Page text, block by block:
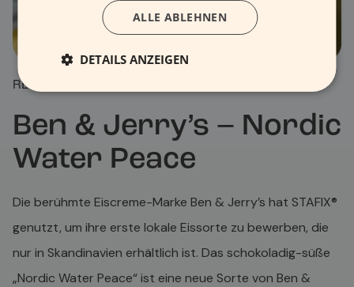
REFERENZEN
Ben & Jerry’s – Nordic
Water Peace
Die berühmte Eiscreme-Marke Ben & Jerry’s hat STAFIX®
genutzt, um ihre erste lokale Eissorte zu bewerben, die
nur in Skandinavien erhältlich ist. Das schokoladig-süße
„Nordic Water Peace“ ist eine neue Sorte von Ben &
ALLE ABLEHNEN
DETAILS ANZEIGEN